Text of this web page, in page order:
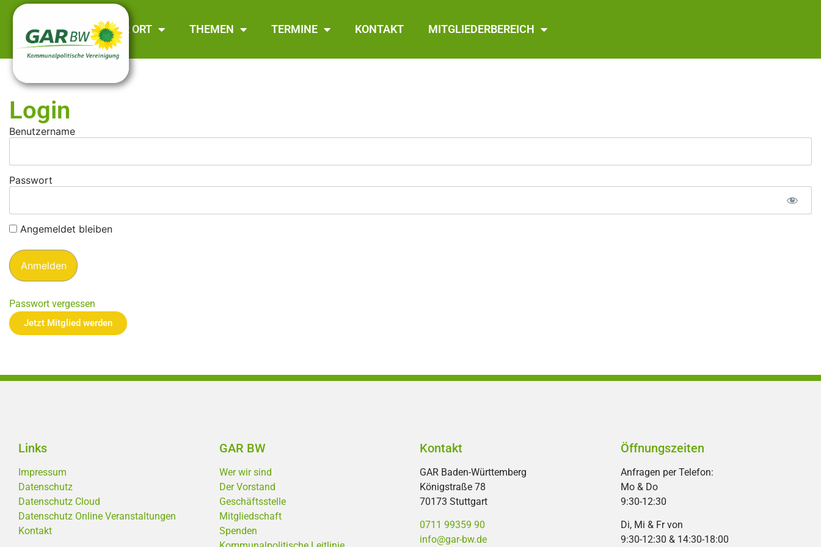
GAR BW VOR ORT THEMEN TERMINE KONTAKT MITGLIEDERBEREICH
Login
Benutzername
Passwort
Angemeldet bleiben
Passwort vergessen
Jetzt Mitglied werden
Links
Impressum
Datenschutz
Datenschutz Cloud
Datenschutz Online Veranstaltungen
Kontakt
GAR BW
Wer wir sind
Der Vorstand
Geschäftsstelle
Mitgliedschaft
Spenden
Kontakt
GAR Baden-Württemberg
Königstraße 78
70173 Stuttgart
0711 99359 90
info@gar-bw.de
Öffnungszeiten
Anfragen per Telefon:
Mo & Do
9:30-12:30
Di, Mi & Fr von
9:30-12:30 & 14:30-18:00